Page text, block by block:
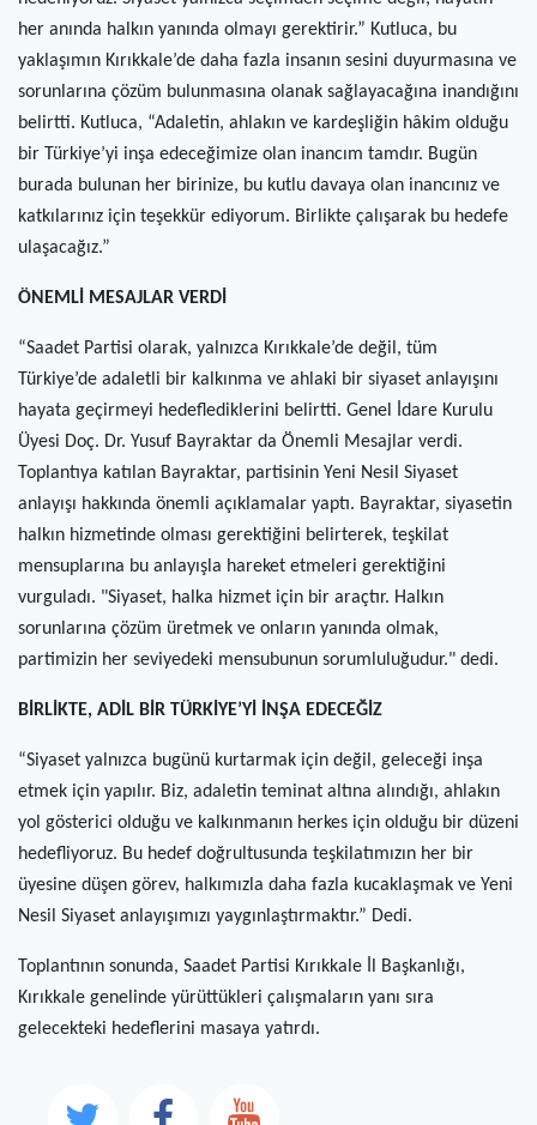
her anında halkın yanında olmayı gerektirir.” Kutluca, bu
yaklaşımın Kırıkkale’de daha fazla insanın sesini duyurmasına ve
sorunlarına çözüm bulunmasına olanak sağlayacağına inandığını
belirtti. Kutluca, “Adaletin, ahlakın ve kardeşliğin hâkim olduğu
bir Türkiye’yi inşa edeceğimize olan inancım tamdır. Bugün
burada bulunan her birinize, bu kutlu davaya olan inancınız ve
katkılarınız için teşekkür ediyorum. Birlikte çalışarak bu hedefe
ulaşacağız.”
ÖNEMLİ MESAJLAR VERDİ
“Saadet Partisi olarak, yalnızca Kırıkkale’de değil, tüm
Türkiye’de adaletli bir kalkınma ve ahlaki bir siyaset anlayışını
hayata geçirmeyi hedeflediklerini belirtti. Genel İdare Kurulu
Üyesi Doç. Dr. Yusuf Bayraktar da Önemli Mesajlar verdi.
Toplantıya katılan Bayraktar, partisinin Yeni Nesil Siyaset
anlayışı hakkında önemli açıklamalar yaptı. Bayraktar, siyasetin
halkın hizmetinde olması gerektiğini belirterek, teşkilat
mensuplarına bu anlayışla hareket etmeleri gerektiğini
vurguladı. "Siyaset, halka hizmet için bir araçtır. Halkın
sorunlarına çözüm üretmek ve onların yanında olmak,
partimizin her seviyedeki mensubunun sorumluluğudur." dedi.
BİRLİKTE, ADİL BİR TÜRKİYE’Yİ İNŞA EDECEĞİZ
“Siyaset yalnızca bugünü kurtarmak için değil, geleceği inşa
etmek için yapılır. Biz, adaletin teminat altına alındığı, ahlakın
yol gösterici olduğu ve kalkınmanın herkes için olduğu bir düzeni
hedefliyoruz. Bu hedef doğrultusunda teşkilatımızın her bir
üyesine düşen görev, halkımızla daha fazla kucaklaşmak ve Yeni
Nesil Siyaset anlayışımızı yaygınlaştırmaktır.” Dedi.
Toplantının sonunda, Saadet Partisi Kırıkkale İl Başkanlığı,
Kırıkkale genelinde yürüttükleri çalışmaların yanı sıra
gelecekteki hedeflerini masaya yatırdı.